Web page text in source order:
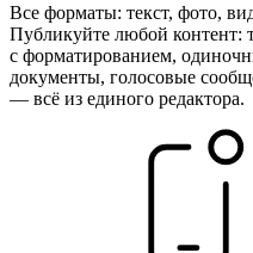
Все форматы: текст, фото,
Публикуйте любой контент:
с форматированием,
документы, голосовые
— всё из единого редактора.